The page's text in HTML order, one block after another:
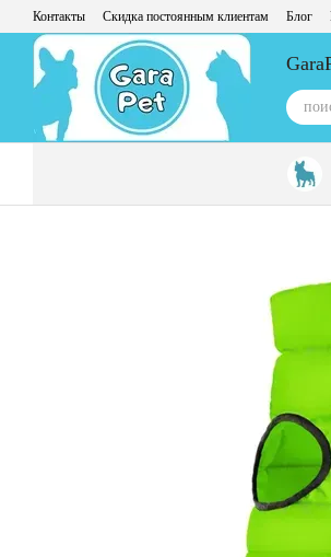
Перейти к основному контенту
Контакты Скидка постоянным клиентам Блог